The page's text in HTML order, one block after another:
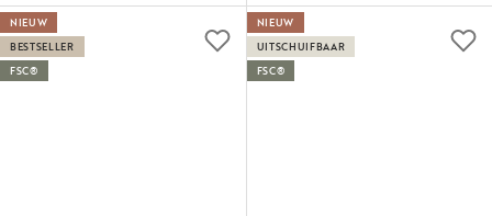
NIEUW
BESTSELLER
FSC®
NIEUW
UITSCHUIFBAAR
FSC®